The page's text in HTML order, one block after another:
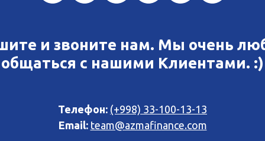
и звоните нам. Мы очень
общаться с нашими Клиентами. :)
Телефон: (+998) 33-100-13-13
Email: team@azmafinance.com